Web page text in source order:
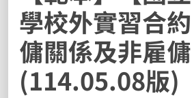
學校外實習合
傭關係及非雇
(114.05.08版)